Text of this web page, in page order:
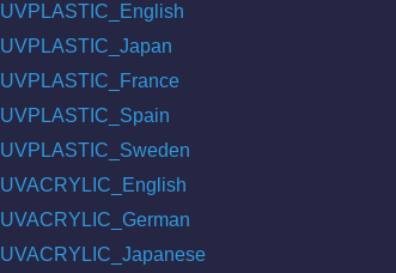
UVPLASTIC_English
UVPLASTIC_Japan
UVPLASTIC_France
UVPLASTIC_Spain
UVPLASTIC_Sweden
UVACRYLIC_English
UVACRYLIC_German
UVACRYLIC_Japanese